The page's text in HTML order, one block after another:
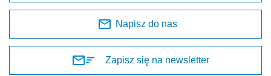
Napisz do nas
Zapisz się na newsletter